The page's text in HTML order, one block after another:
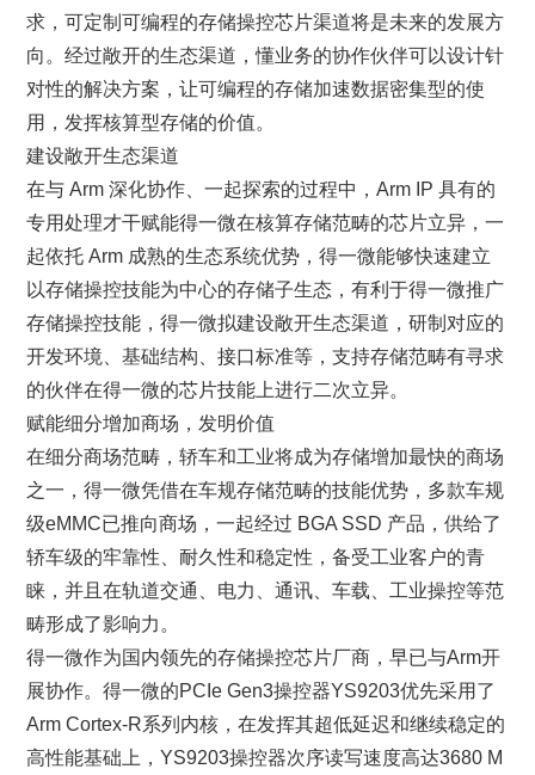
求，可定制可编程的存储操控芯片渠道将是未来的发展方
向。经过敞开的生态渠道，懂业务的协作伙伴可以设计针
对性的解决方案，让可编程的存储加速数据密集型的使
用，发挥核算型存储的价值。
建设敞开生态渠道
在与 Arm 深化协作、一起探索的过程中，Arm IP 具有的
专用处理才干赋能得一微在核算存储范畴的芯片立异，一
起依托 Arm 成熟的生态系统优势，得一微能够快速建立
以存储操控技能为中心的存储子生态，有利于得一微推广
存储操控技能，得一微拟建设敞开生态渠道，研制对应的
开发环境、基础结构、接口标准等，支持存储范畴有寻求
的伙伴在得一微的芯片技能上进行二次立异。
赋能细分增加商场，发明价值
在细分商场范畴，轿车和工业将成为存储增加最快的商场
之一，得一微凭借在车规存储范畴的技能优势，多款车规
级eMMC已推向商场，一起经过 BGA SSD 产品，供给了
轿车级的牢靠性、耐久性和稳定性，备受工业客户的青
睐，并且在轨道交通、电力、通讯、车载、工业操控等范
畴形成了影响力。
得一微作为国内领先的存储操控芯片厂商，早已与Arm开
展协作。得一微的PCIe Gen3操控器YS9203优先采用了
Arm Cortex-R系列内核，在发挥其超低延迟和继续稳定的
高性能基础上，YS9203操控器次序读写速度高达3680 M